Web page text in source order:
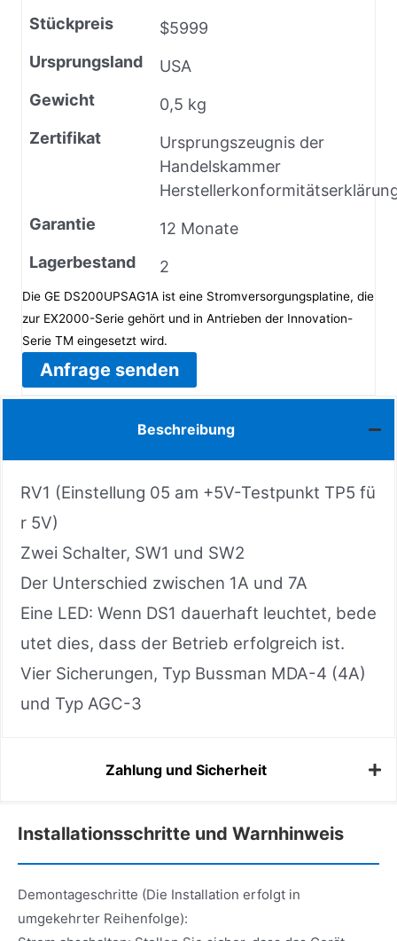
Stückpreis
$5999
Ursprungsland
USA
Gewicht
0,5 kg
Zertifikat
Ursprungszeugnis der
Handelskammer
Garantie
12 Monate
Lagerbestand
2
Die GE DS200UPSAG1A ist eine Stromversorgungsplatine, die
zur EX2000-Serie gehört und in Antrieben der Innovation-
Serie TM eingesetzt wird.
Anfrage senden
Beschreibung
RV1 (Einstellung 05 am +5V-Testpunkt TP5 fü
r 5V)
Zwei Schalter, SW1 und SW2
Der Unterschied zwischen 1A und 7A
Eine LED: Wenn DS1 dauerhaft leuchtet, bede
utet dies, dass der Betrieb erfolgreich ist.
Vier Sicherungen, Typ Bussman MDA-4 (4A)
und Typ AGC-3
Zahlung und Sicherheit
Installationsschritte und Warnhinweis
Demontageschritte (Die Installation erfolgt in
umgekehrter Reihenfolge):